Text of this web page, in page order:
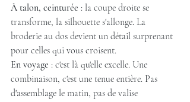
À talon, ceinturée : la coupe droite se
transforme, la silhouette s'allonge. La
broderie au dos devient un détail surprenant
pour celles qui vous croisent.
En voyage : c'est là qu'elle excelle. Une
combinaison, c'est une tenue entière. Pas
d'assemblage le matin, pas de valise